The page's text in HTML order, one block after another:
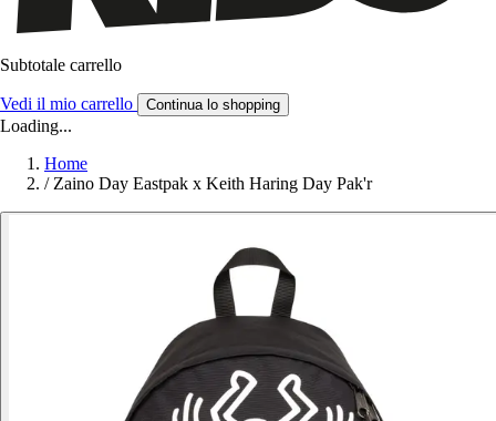
Subtotale carrello
Vedi il mio carrello Continua lo shopping
Loading...
Home
/ Zaino Day Eastpak x Keith Haring Day Pak'r